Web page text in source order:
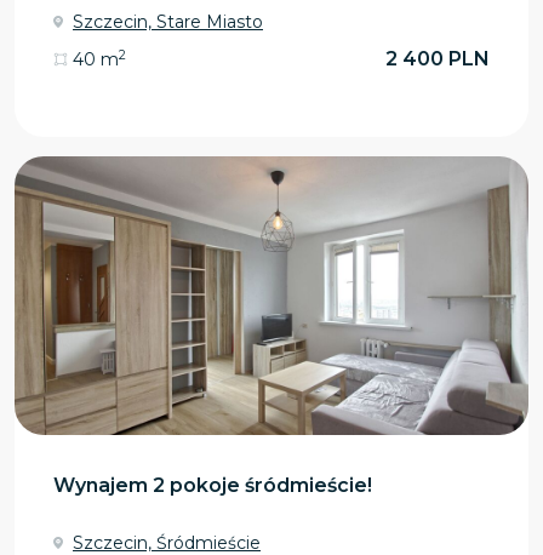
Szczecin, Stare Miasto
40 m2 2 400 PLN
Wynajem 2 pokoje śródmieście!
Szczecin, Śródmieście